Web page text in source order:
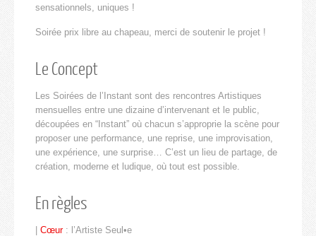
sensationnels, uniques !
Soirée prix libre au chapeau, merci de soutenir le projet !
Le Concept
Les Soirées de l’Instant sont des rencontres Artistiques
mensuelles entre une dizaine d’intervenant et le public,
découpées en “Instant” où chacun s’approprie la scène pour
proposer une performance, une reprise, une improvisation,
une expérience, une surprise… C’est un lieu de partage, de
création, moderne et ludique, où tout est possible.
En règles
Cœur: l’Artiste Seul•e